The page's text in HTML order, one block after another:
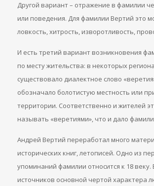
Другой вариант – отражение в фамилии
или поведения. Для фамилии Вертий это
ловкость, хитрость, изворотливость,
И есть третий вариант возникновения
по месту жительства: в некоторых
существовало диалектное слово
обозначало болотистую местность или
территории. Соответственно и жителей
называть «веретиями», что и дало
Андрей Вертий переработал много
исторических книг, летописей. Одно из
упоминаний фамилии относится к 18
источников основной чертой характера